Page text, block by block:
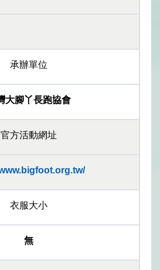
承辦單位
大腳丫長跑協會
官方活動網址
衣服大小
無